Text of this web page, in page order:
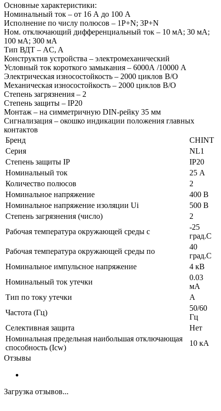
Основные характеристики:
Номинальный ток – от 16 А до 100 А
Исполнение по числу полюсов – 1P+N; 3P+N
Ном. отключающий дифференциальный ток – 10 мA; 30 мA;
100 мA; 300 мA
Тип ВДТ – AC, A
Конструктив устройства – электромеханический
Условный ток короткого замыкания – 6000А /10000 А
Электрическая износостойкость – 2000 циклов В/О
Механическая износостойкость – 2000 циклов В/О
Степень загрязнения – 2
Степень защиты – IP20
Монтаж – на симметричную DIN-рейку 35 мм
Сигнализация – окошко индикации положения главных
контактов
Бренд
CHINT
Серия
NL1
Степень защиты IP
IP20
Номинальный ток
25 А
Количество полюсов
2
Номинальное напряжение
400 В
Номинальное напряжение изоляции Ui
500 В
Степень загрязнения (число)
2
Рабочая температура окружающей среды с
-25
град.C
Рабочая температура окружающей среды по
40
град.C
Номинальное импульсное напряжение
4 кВ
Номинальный ток утечки
0.03
мА
Тип по току утечки
A
Частота (Гц)
50/60
Гц
Селективная защита
Нет
Номинальная предельная наибольшая отключающая
способность (Icw)
10 кА
Отзывы
Загрузка отзывов...